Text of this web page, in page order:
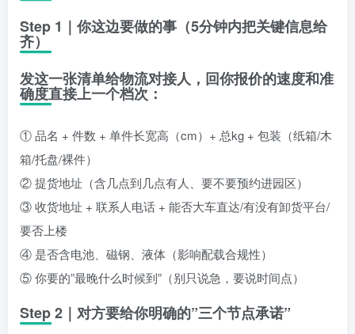
Step 1｜你这边要做的事（5分钟内把关键信息给
齐）
发这一张清单给物流对接人， 回你报价的速度和准
确度直接上一个档次 ：
① 品名 + 件数 + 单件长宽高（cm）+ 总kg + 包装（纸箱/木
箱/托盘/裸件）
② 提货地址（含几点到几点有人、要不要预约进园区）
③ 收货地址 + 联系人电话 + 能否大车直达/有没有卸货平台/
要否上楼
④ 是否含电池、磁钢、液体（影响配载合规性）
⑤ 你要的”最晚什么时候到”（别只说急，要说时间点）
Step 2｜对方要给你明确的”三个节点承诺”